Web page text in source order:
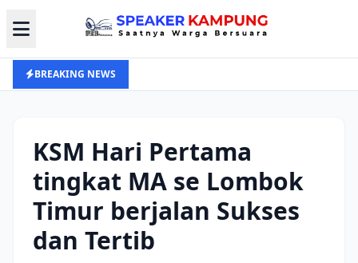
BREAKING NEWS
KSM Hari Pertama
tingkat MA se Lombok
Timur berjalan Sukses
dan Tertib